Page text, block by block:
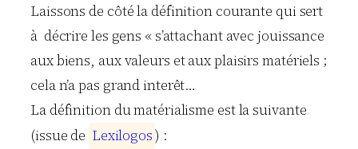
Laissons de côté la définition courante qui sert
à décrire les gens « s’attachant avec jouissance
aux biens, aux valeurs et aux plaisirs matériels ;
cela n’a pas grand interêt…
La définition du matérialisme est la suivante
(issue de Lexilogos) :